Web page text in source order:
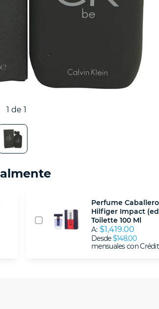
1 de 1
Perfume
Hilfiger Impact
Toilette 100 Ml
A: $1,419.00
Desde$148.00
mensuales con